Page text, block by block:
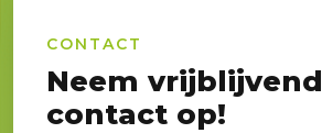
CONTACT
Neem vrijblijvend
contact op!